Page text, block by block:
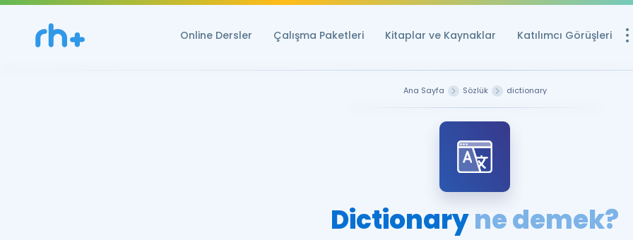
Online Dersler Çalışma Paketleri Kitaplar ve Kaynaklar Katılımcı Görüşleri
YDS ve YÖKDİL
Ana Sayfa Sözlük dictionary
Dictionaryne demek?